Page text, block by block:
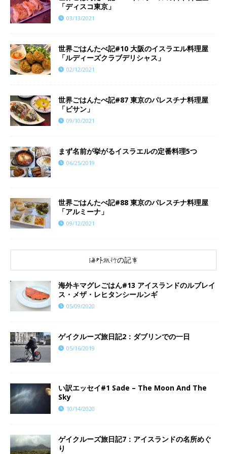
「ディスコ東京」
03/13/2021
世界ごはんたべ記#10 大阪のイスラエル料理屋
「ルディーズクラブデリシャス」
02/12/2021
世界ごはんたべ記#87 東京のパレスチナ料理屋
「ビサン」
09/10/2021
まず名前が挙がるイスラエルの定番料理5つ
06/25/2019
世界ごはんたべ記#88 東京のパレスチナ料理屋
「アルミーナ」
09/12/2021
海外旅行の記事
海外キマグレごはん#13 アイスランドのルブレイ
ス・メザ・レヒタンシールンギ
05/09/2020
ゲイクルーズ旅日記2：ダブリンでの一日
05/16/2019
い訳エッセイ#1 Sade – The Moon And The
Sky
10/14/2020
ゲイクルーズ旅日記7：アイスランドの名所めぐ
り